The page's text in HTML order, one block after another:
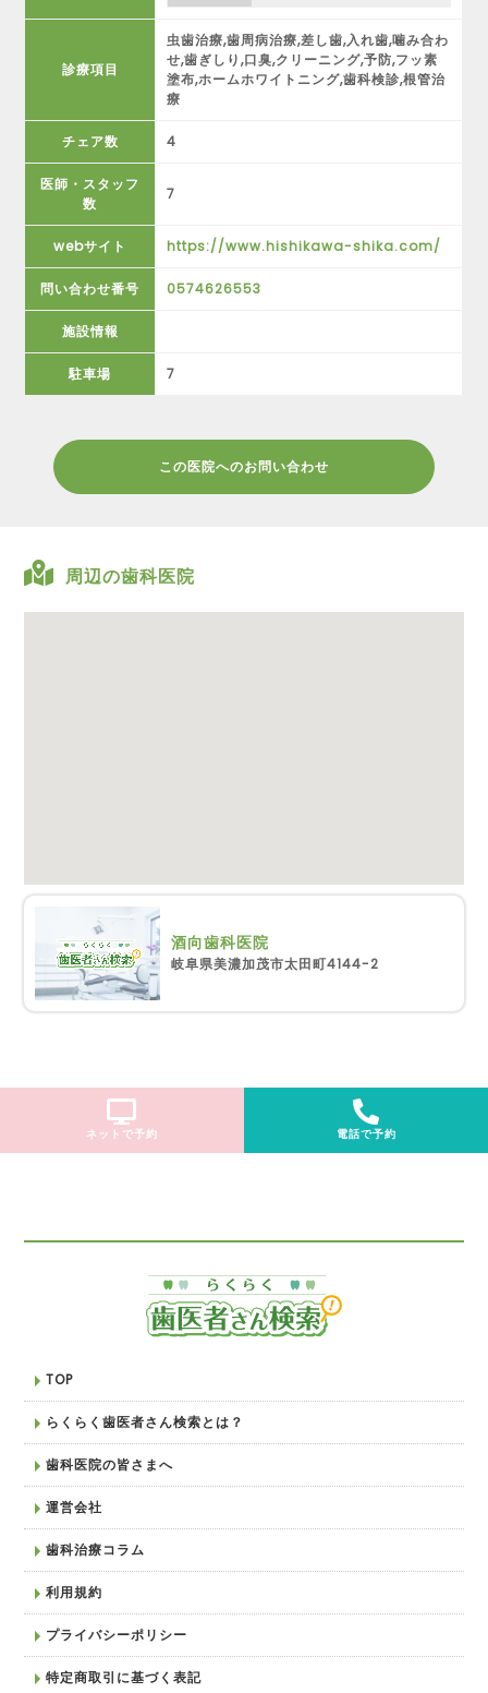
診療項目
虫歯治療,歯周病治療,差し歯,入れ歯,噛み合わ
せ,歯ぎしり,口臭,クリーニング,予防,フッ素
塗布,ホームホワイトニング,歯科検診,根管治
療
チェア数 4
医師・スタッフ
数
7
webサイト https://www.hishikawa-shika.com/
問い合わせ番号 0574626553
施設情報
駐車場 7
この医院へのお問い合わせ
周辺の歯科医院
酒向歯科医院
岐阜県美濃加茂市太田町4144-2
ネットで予約 電話で予約
TOP
らくらく歯医者さん検索とは？
歯科医院の皆さまへ
運営会社
歯科治療コラム
利用規約
プライバシーポリシー
特定商取引に基づく表記